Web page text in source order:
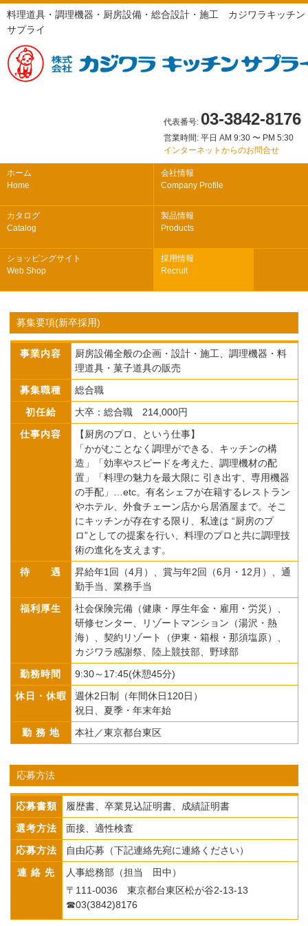
料理道具・調理機器・厨房設備・総合設計・施工 カジワラキッチン
サプライ
代表番号: 03-3842-8176
営業時間: 平日 AM 9:30 〜 PM 5:30
インターネットからのお問合せ
ホーム
Home
会社情報
Company Profile
カタログ
Catalog
製品情報
Products
ショッピングサイト
Web Shop
採用情報
Recruit
募集要項(新卒採用)
事業内容
厨房設備全般の企画・設計・施工、調理機器・料
理道具・菓子道具の販売
募集職種
総合職
初任給
大卒：総合職 214,000円
仕事内容
【厨房のプロ、という仕事】
「かがむことなく調理ができる、キッチンの構
造」「効率やスピードを考えた、調理機材の配
置」「料理の魅力を最大限に 引き出す、専用機器
の手配」…etc。有名シェフが在籍するレストラン
やホテル、外食チェーン店から居酒屋まで。そこ
にキッチンが存在する限り、私達は “厨房のプ
ロ”としての提案を行い、料理のプロと共に調理技
術の進化を支えます。
待 遇
昇給年1回（4月）、賞与年2回（6月・12月）、通
勤手当、業務手当
福利厚生
社会保険完備（健康・厚生年金・雇用・労災）、
研修センター、リゾートマンション（湯沢・熱
海）、契約リゾート（伊東・箱根・那須塩原）、
カジワラ感謝祭、陸上競技部、野球部
勤務時間
9:30～17:45(休憩45分)
休日・休暇
週休2日制（年間休日120日）
祝日、夏季・年末年始
勤 務 地
本社／東京都台東区
応募方法
応募書類
履歴書、卒業見込証明書、成績証明書
選考方法
面接、適性検査
応募方法
自由応募（下記連絡先宛に連絡ください）
連 絡 先
人事総務部（担当 田中）
〒111-0036 東京都台東区松が谷2-13-13
☎03(3842)8176